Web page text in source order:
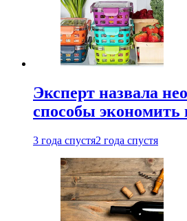
Эксперт назвала
способы экономить
3 года спустя2 года спустя